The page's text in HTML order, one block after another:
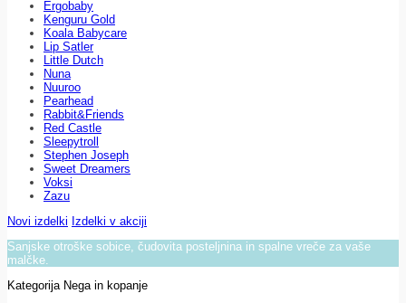
Ergobaby
Kenguru Gold
Koala Babycare
Lip Satler
Little Dutch
Nuna
Nuuroo
Pearhead
Rabbit&Friends
Red Castle
Sleepytroll
Stephen Joseph
Sweet Dreamers
Voksi
Zazu
Novi izdelki Izdelki v akciji
Sanjske otroške sobice, čudovita posteljnina in spalne vreče za vaše
malčke.
Kategorija Nega in kopanje